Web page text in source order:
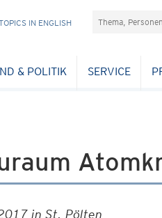
IN ENGLISH Suchefeld
& POLITIK SERVICE
in St. Pölten